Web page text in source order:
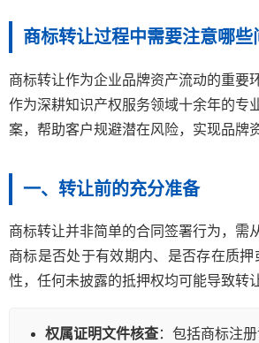
商标转让过程中需要注意哪些
商标转让作为企业品牌资产流动的重要
作为深耕知识产权服务领域十余年的专
案，帮助客户规避潜在风险，实现品牌
一、转让前的充分准备
商标转让并非简单的合同签署行为，需
商标是否处于有效期内、是否存在质
性，任何未披露的抵押权均可能导致转
权属证明文件核查：包括商标注